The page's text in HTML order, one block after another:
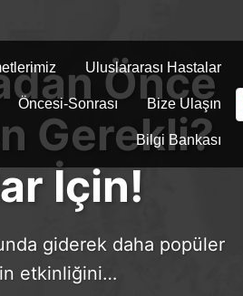
Uluslararası Hastalar
Öncesi-Sonrası Bize Ulaşın
Bilgi Bankası
Önce
Gerekli?
İçin!
giderek daha popüler
etkinliğini…